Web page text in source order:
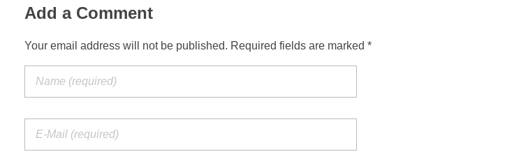
Add a Comment
Your email address will not be published. Required fields are marked *